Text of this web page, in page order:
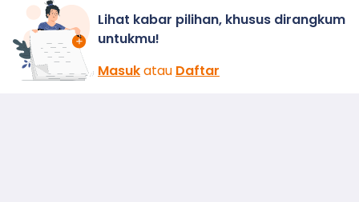
Lihat kabar pilihan, khusus dirangkum
untukmu!
Masukatau Daftar